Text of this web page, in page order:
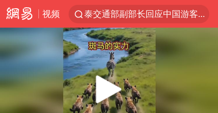
视频
泰交通部副部长回应中国游客遭歧视
Meta被判支付5.67亿美元